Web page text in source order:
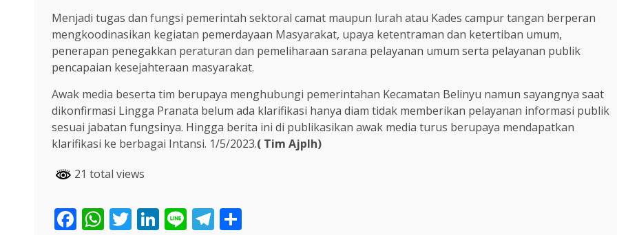
Menjadi tugas dan fungsi pemerintah sektoral camat maupun lurah atau Kades campur tangan berperan
mengkoodinasikan kegiatan pemerdayaan Masyarakat, upaya ketentraman dan ketertiban umum,
penerapan penegakkan peraturan dan pemeliharaan sarana pelayanan umum serta pelayanan publik
pencapaian kesejahteraan masyarakat.
Awak media beserta tim berupaya menghubungi pemerintahan Kecamatan Belinyu namun sayangnya saat
dikonfirmasi Lingga Pranata belum ada klarifikasi hanya diam tidak memberikan pelayanan informasi publik
sesuai jabatan fungsinya. Hingga berita ini di publikasikan awak media turus berupaya mendapatkan
klarifikasi ke berbagai Intansi. 1/5/2023.( Tim Ajplh)
21 total views
Facebook
WhatsApp
Twitter
LinkedIn
LineTelegram